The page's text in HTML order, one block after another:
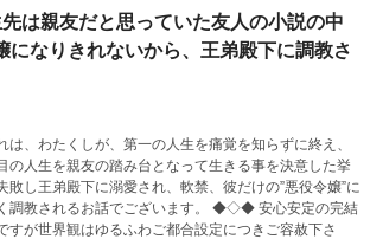
先は親友だと思っていた友人の小説の中
になりきれないから、王弟殿下に調教さ
は、わたくしが、第一の人生を痛覚を知らずに終え、
の人生を親友の踏み台となって生きる事を決意した挙
敗し王弟殿下に溺愛され、軟禁、彼だけの”悪役令嬢”に
調教されるお話でございます。 ◆◇◆ 安心安定の完結
すが世界観はゆるふわご都合設定につきご容赦下さ